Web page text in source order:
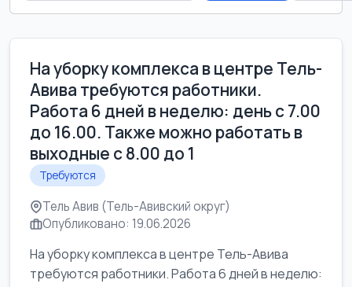
На уборку комплекса в центре Тель-
Авива требуются работники.
Работа 6 дней в неделю: день с 7.00
до 16.00. Также можно работать в
выходные с 8.00 до 1
Требуются
Тель Авив (Тель-Авивский округ)
Опубликовано: 19.06.2026
На уборку комплекса в центре Тель-Авива
требуются работники. Работа 6 дней в неделю: